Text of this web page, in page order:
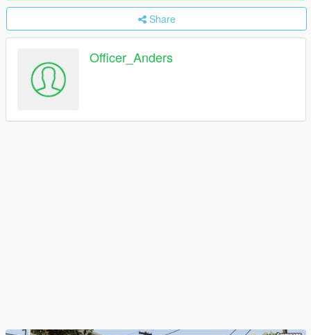
Share
Officer_Anders